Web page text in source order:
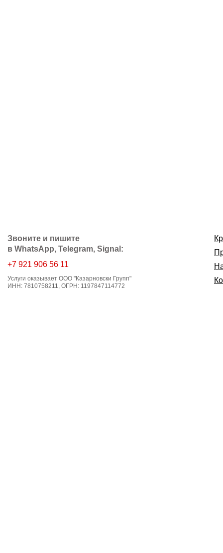
Звоните и пишите
в WhatsApp, Telegram, Signal:
+7 921 906 56 11
Услуги оказывает ООО "Казарновски Групп"
ИНН: 7810758211, ОГРН: 1197847114772